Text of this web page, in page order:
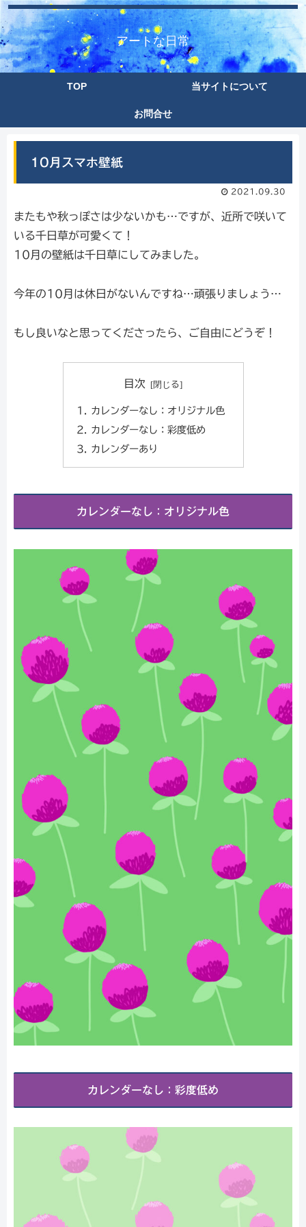
アートな日常
TOP 当サイトについて
お問合せ
10月スマホ壁紙
2021.09.30
またもや秋っぽさは少ないかも…ですが、近所で咲いて
いる千日草が可愛くて！
10月の壁紙は千日草にしてみました。
今年の10月は休日がないんですね…頑張りましょう…
もし良いなと思ってくださったら、ご自由にどうぞ！
目次
カレンダーなし：オリジナル色
カレンダーなし：彩度低め
カレンダーあり
カレンダーなし：オリジナル色
カレンダーなし：彩度低め